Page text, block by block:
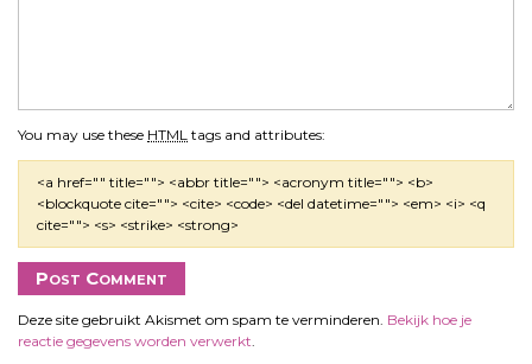
You may use these HTML tags and attributes:
<a href="" title=""> <abbr title=""> <acronym title=""> <b>
<blockquote cite=""> <cite> <code> <del datetime=""> <em> <i> <q
cite=""> <s> <strike> <strong>
Deze site gebruikt Akismet om spam te verminderen. Bekijk hoe je
reactie gegevens worden verwerkt.